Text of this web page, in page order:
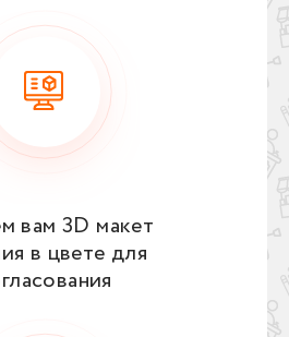
вам 3D макет
в цвете для